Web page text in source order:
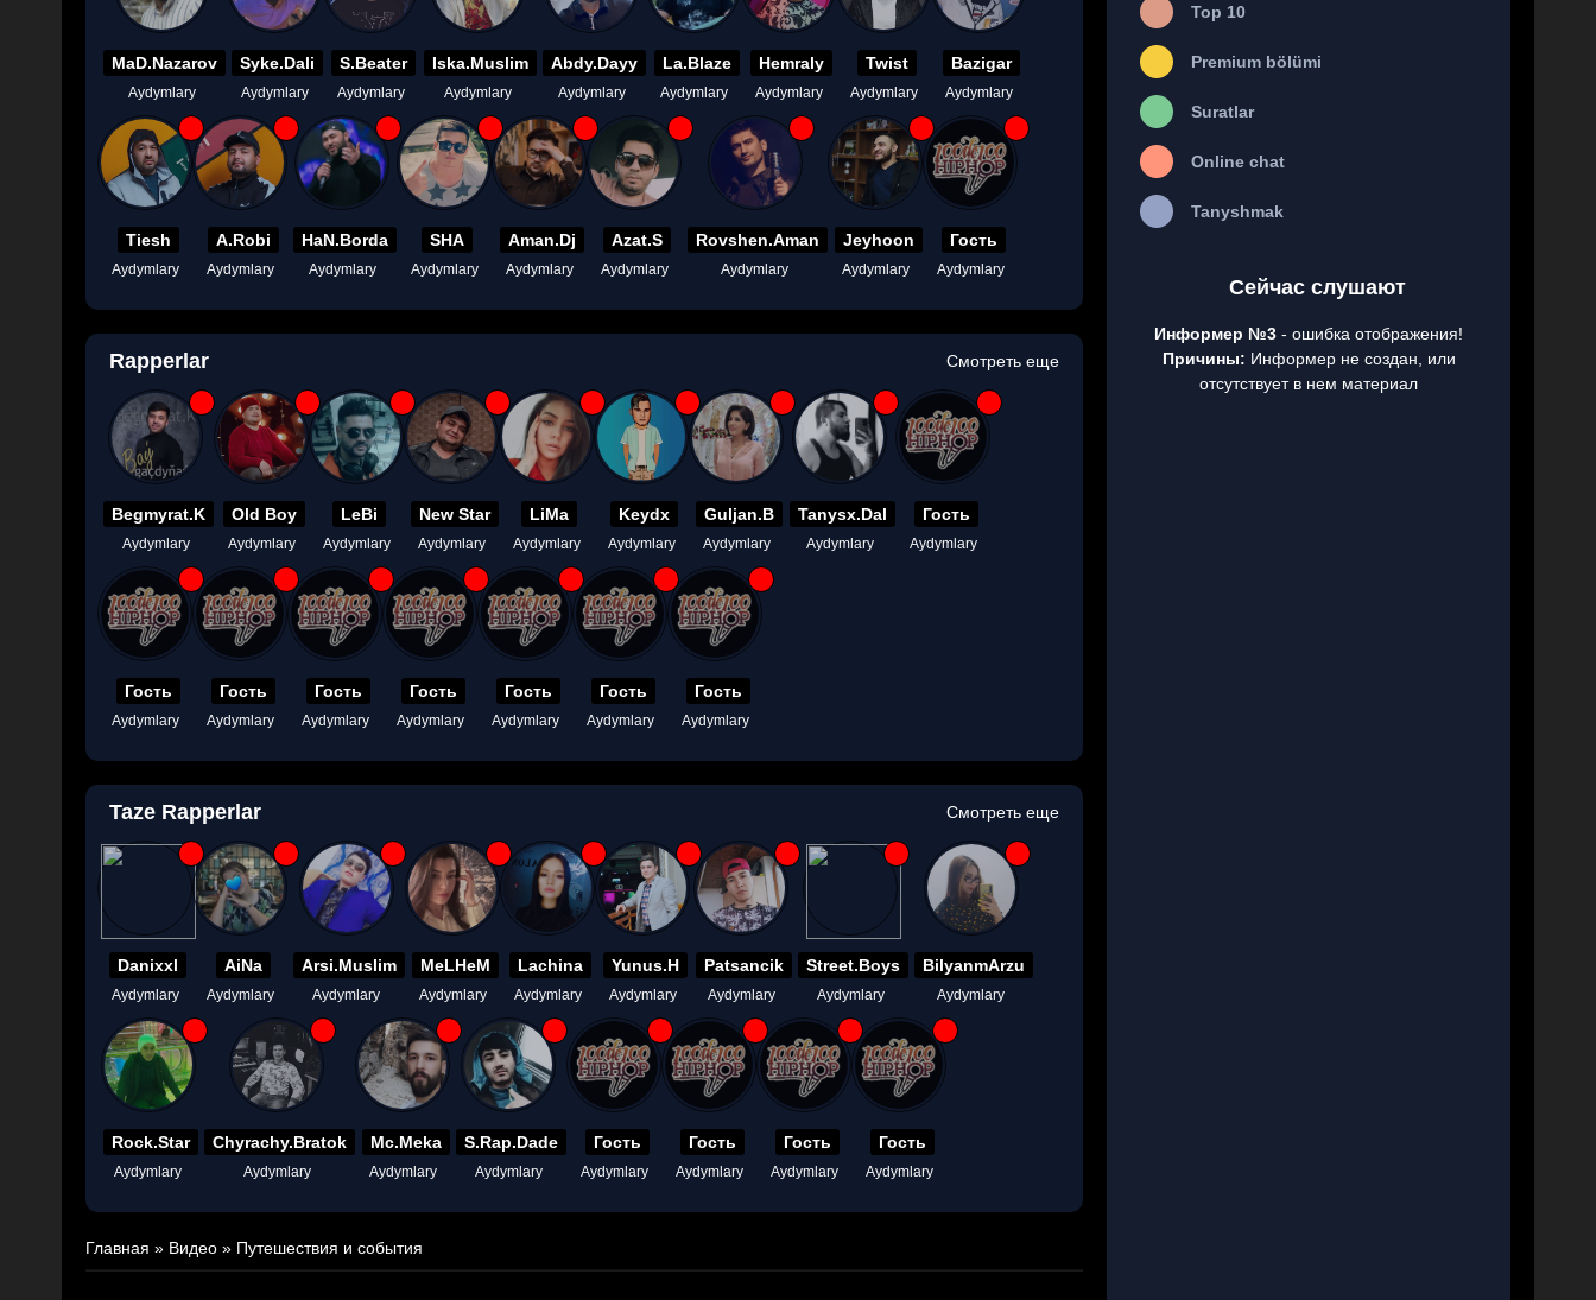
MaD.Nazarov
Aydymlary
Syke.Dali
Aydymlary
S.Beater
Aydymlary
Iska.Muslim
Aydymlary
Abdy.Dayy
Aydymlary
La.Blaze
Aydymlary
Hemraly
Aydymlary
Twist
Aydymlary
Bazigar
Aydymlary
Tiesh
Aydymlary
A.Robi
Aydymlary
HaN.Borda
Aydymlary
SHA
Aydymlary
Aman.Dj
Aydymlary
Azat.S
Aydymlary
Rovshen.Aman
Aydymlary
Jeyhoon
Aydymlary
Гость
Aydymlary
Rapperlar Смотреть еще
Begmyrat.K
Aydymlary
Old Boy
Aydymlary
LeBi
Aydymlary
New Star
Aydymlary
LiMa
Aydymlary
Keydx
Aydymlary
Guljan.B
Aydymlary
Tanysx.Dal
Aydymlary
Гость
Aydymlary
Гость
Aydymlary
Гость
Aydymlary
Гость
Aydymlary
Гость
Aydymlary
Гость
Aydymlary
Гость
Aydymlary
Гость
Aydymlary
Taze Rapperlar Смотреть еще
Danixxl
Aydymlary
AiNa
Aydymlary
Arsi.Muslim
Aydymlary
MeLHeM
Aydymlary
Lachina
Aydymlary
Yunus.H
Aydymlary
Patsancik
Aydymlary
Street.Boys
Aydymlary
BilyanmArzu
Aydymlary
Rock.Star
Aydymlary
Chyrachy.Bratok
Aydymlary
Mc.Meka
Aydymlary
S.Rap.Dade
Aydymlary
Гость
Aydymlary
Гость
Aydymlary
Гость
Aydymlary
Гость
Aydymlary
Главная » Видео » Путешествия и события
Top 10
Premium bölümi
Suratlar
Online chat
Tanyshmak
Сейчас слушают
Информер №3 - ошибка отображения!
Причины: Информер не создан, или
отсутствует в нем материал